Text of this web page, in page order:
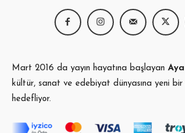
Mart 2016 da yayın hayatına başlayan
kültür, sanat ve edebiyat dünyasına yeni bir
hedefliyor.